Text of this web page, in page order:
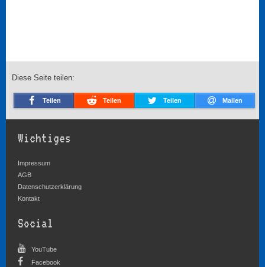
Diese Seite teilen:
Teilen Teilen Teilen Mailen
Wichtiges
Impressum
AGB
Datenschutzerklärung
Kontakt
Social
YouTube
Facebook